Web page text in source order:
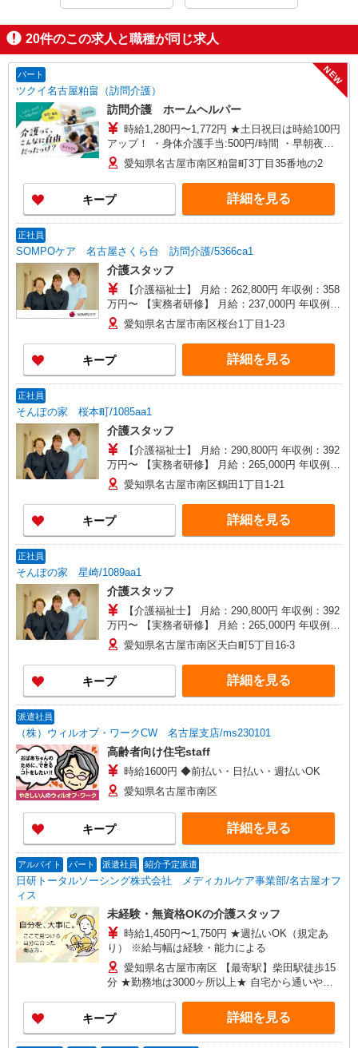
20件のこの求人と職種が同じ求人
パート
ツクイ名古屋粕畠（訪問介護）
NEW
訪問介護 ホームヘルパー
時給1,280円〜1,772円 ★土日祝日は時給100円
アップ！ ・身体介護手当:500円/時間 ・早朝夜間
深夜手当:300円/時間 （18:00〜翌07:59の時間
帯） ・ICT手当:2,000円/月 ・深夜割増は別途支給
・ケア→ケアの移動時間も賃金（時給）を支給 ※
特定事業所加算手当:60円/時間含む ※給与幅は資
格・経験等による
愛知県名古屋市南区粕畠町3丁目35番地の2
キープ 詳細を見る
正社員
SOMPOケア 名古屋さくら台 訪問介護/5366ca1
介護スタッフ
【介護福祉士】 月給：262,800円 年収例：358
万円〜 【実務者研修】 月給：237,000円 年収例：
325万円〜 【初任者研修】 月給：221,300円 年収
例：304万円〜 ※職務手当、働きがい向上手当、
日祝手当（月平均2回分）等、毎月平均的に支払わ
れる手当を含みます。 ※介護福祉士のみ、特別職
務手当も含む ■夜勤手当別途支給：5,000円/回 ◎
与 基本給2.08ヶ月分/年支給
愛知県名古屋市南区桜台1丁目1-23
キープ 詳細を見る
正社員
そんぽの家 桜本町/1085aa1
介護スタッフ
【介護福祉士】 月給：290,800円 年収例：392
万円〜 【実務者研修】 月給：265,000円 年収例：
360万円〜 【初任者研修・無資格】 月給：
249,300円 年収例：337万円〜 ※職務手当、働き
がい向上手当、日祝手当（月平均2回分）、夜勤手
当（月平均5回分）等、毎月平均的に支払われる手
当を含みます。 ※介護福祉士のみ、特別職務手当
愛知県名古屋市南区鶴田1丁目1-21
キープ 詳細を見る
正社員
そんぽの家 星崎/1089aa1
介護スタッフ
【介護福祉士】 月給：290,800円 年収例：392
万円〜 【実務者研修】 月給：265,000円 年収例：
360万円〜 【初任者研修・無資格】 月給：
249,300円 年収例：337万円〜 ※職務手当、働き
がい向上手当、日祝手当（月平均2回分）、夜勤手
当（月平均5回分）等、毎月平均的に支払われる手
当を含みます。 ※介護福祉士のみ、特別職務手当
分〜） ◎賞与 基本給2.08ヶ月分/年支給
愛知県名古屋市南区天白町5丁目16-3
キープ 詳細を見る
派遣社員
（株）ウィルオブ・ワークCW 名古屋支店/ms230101
高齢者向け住宅staff
時給1600円 ◆前払い・日払い・週払いOK
愛知県名古屋市南区
キープ 詳細を見る
アルバイト パート 派遣社員 紹介予定派遣
日研トータルソーシング株式会社 メディカルケア事業部/名古屋オフ
ィス
未経験・無資格OKの介護スタッフ
時給1,450円〜1,750円 ★週払いOK（規定あ
り） ※給与幅は経験・能力による
愛知県名古屋市南区 【最寄駅】柴田駅徒歩15
分 ★勤務地は3000ヶ所以上★ 自宅から通いやす
い！！
キープ 詳細を見る